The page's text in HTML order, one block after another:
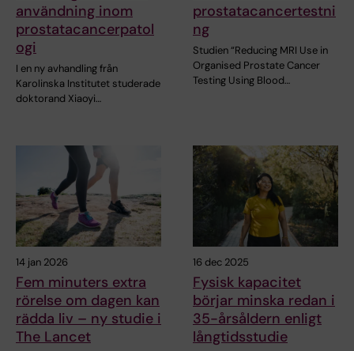
användning inom
prostatacancerpatol
ogi
I en ny avhandling från
Karolinska Institutet studerade
doktorand Xiaoyi…
prostatacancertestni
ng
Studien “Reducing MRI Use in
Organised Prostate Cancer
Testing Using Blood…
14 jan 2026
Fem minuters extra
rörelse om dagen kan
rädda liv – ny studie i
The Lancet
16 dec 2025
Fysisk kapacitet
börjar minska redan i
35-årsåldern enligt
långtidsstudie